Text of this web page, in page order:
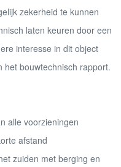
zekerheid te kunnen
laten keuren door een
interesse in dit object
het bouwtechnisch rapport.
alle voorzieningen
afstand
zuiden met berging en